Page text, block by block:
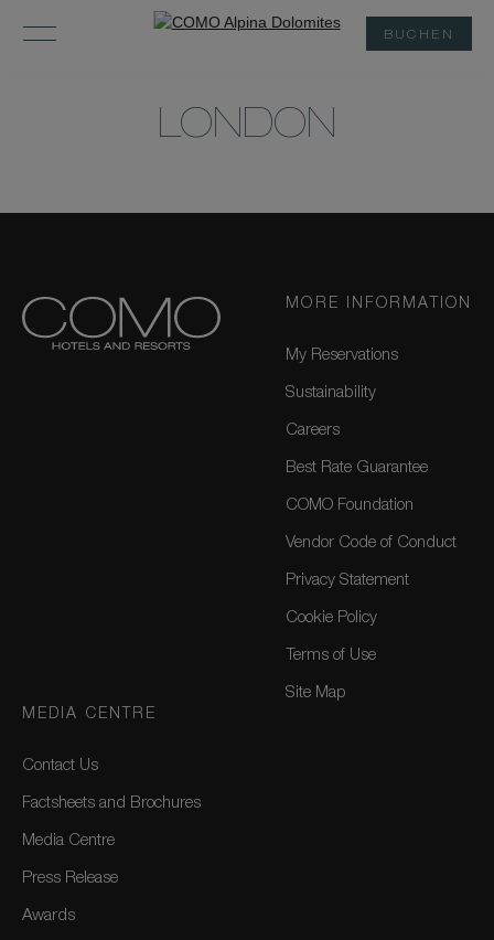
BUCHEN
LONDON
MORE INFORMATION
My Reservations
Sustainability
Careers
Best Rate Guarantee
COMO Foundation
Vendor Code of Conduct
Privacy Statement
Cookie Policy
Terms of Use
Site Map
MEDIA CENTRE
Contact Us
Factsheets and Brochures
Media Centre
Press Release
Awards